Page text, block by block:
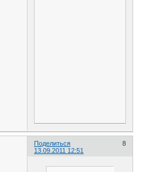
Поделиться
8
13.09.2011 12:51